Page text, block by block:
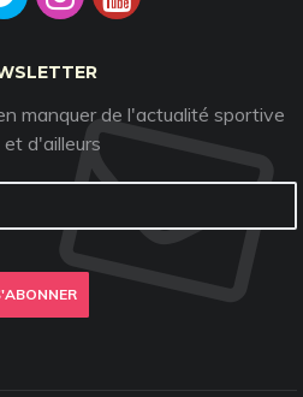
manquer de l'actualité sportive
et d'ailleurs